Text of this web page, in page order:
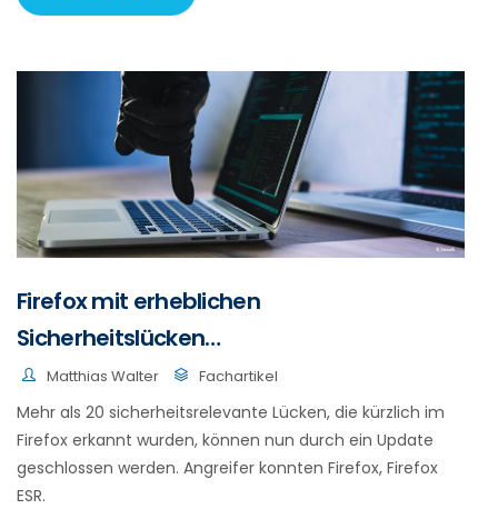
Firefox mit erheblichen
Sicherheitslücken…
Matthias Walter Fachartikel
Mehr als 20 sicherheitsrelevante Lücken, die kürzlich im
Firefox erkannt wurden, können nun durch ein Update
geschlossen werden. Angreifer konnten Firefox, Firefox
ESR.